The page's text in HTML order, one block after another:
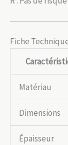
Fiche
Matériau
Dimensions
Épaisseur